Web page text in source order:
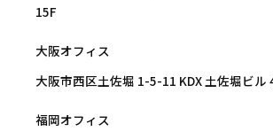
15F
大阪オフィス
大阪市西区土佐堀 1-5-11 KDX 土佐堀ビル
福岡オフィス